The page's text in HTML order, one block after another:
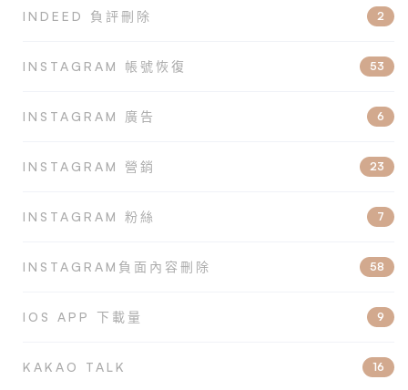
INDEED 負評刪除 2
INSTAGRAM 帳號恢復 53
INSTAGRAM 廣告 6
INSTAGRAM 營銷 23
INSTAGRAM 粉絲 7
INSTAGRAM負面內容刪除 58
IOS APP 下載量 9
KAKAO TALK 16